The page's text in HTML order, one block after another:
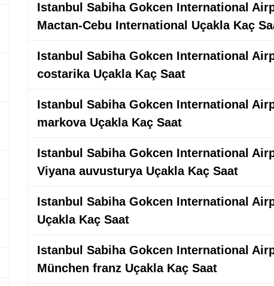
Istanbul Sabiha Gokcen International
Mactan-Cebu International Uçakla Kaç
Istanbul Sabiha Gokcen International
costarika Uçakla Kaç Saat
Istanbul Sabiha Gokcen International
markova Uçakla Kaç Saat
Istanbul Sabiha Gokcen International
Viyana auvusturya Uçakla Kaç Saat
Istanbul Sabiha Gokcen International
Uçakla Kaç Saat
Istanbul Sabiha Gokcen International
München franz Uçakla Kaç Saat